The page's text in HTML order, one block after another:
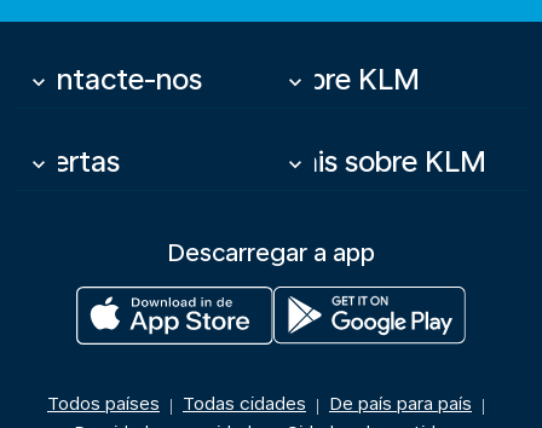
Contacte-nos
keyboard_arrow_down Sobre KLM
keyboard_arrow_down
Ofertas
keyboard_arrow_down Mais sobre KLM
keyboard_arrow_down
Descarregar a app
Todos países | Todas cidades | De país para país |